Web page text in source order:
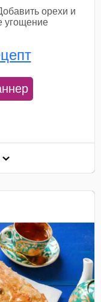
орехи и
угощение